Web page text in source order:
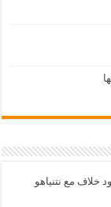
خلاف مع نتنياهو